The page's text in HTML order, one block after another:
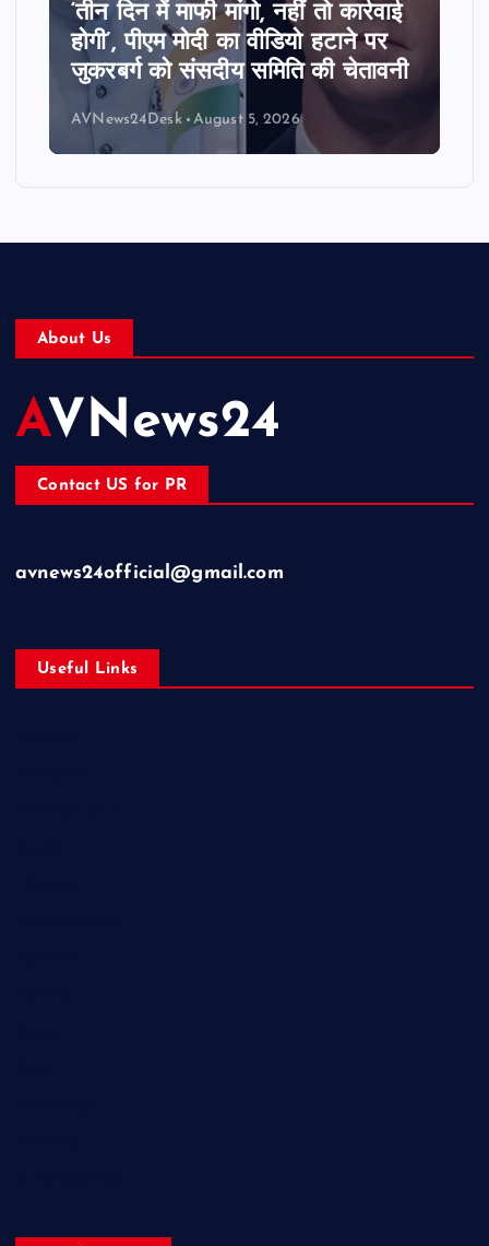
‘तीन दिन में माफी मांगो, नहीं तो कार्रवाई
होगी’, पीएम मोदी का वीडियो हटाने पर
जुकरबर्ग को संसदीय समिति की चेतावनी
AVNews24Desk August 5, 2026
About Us
AVNews24
Contact US for PR
avnews24official@gmail.com
Useful Links